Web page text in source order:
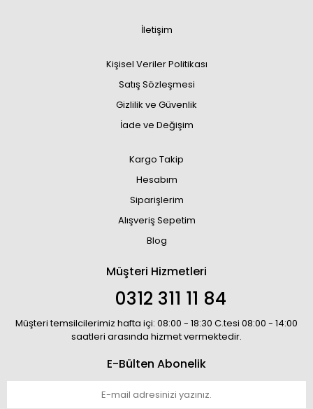
İletişim
Kişisel Veriler Politikası
Satış Sözleşmesi
Gizlilik ve Güvenlik
İade ve Değişim
Kargo Takip
Hesabım
Siparişlerim
Alışveriş Sepetim
Blog
Müşteri Hizmetleri
0312 311 11 84
Müşteri temsilcilerimiz hafta içi: 08:00 - 18:30 C.tesi 08:00 - 14:00
saatleri arasında hizmet vermektedir.
E-Bülten Abonelik